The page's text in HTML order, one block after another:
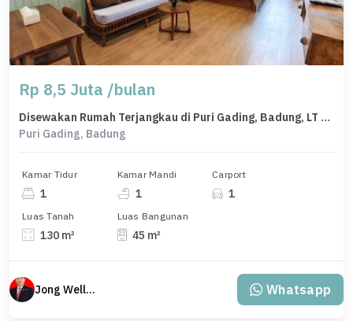
Rp 8,5 Juta /bulan
Disewakan Rumah Terjangkau di Puri Gading, Badung, LT 130m²
Puri Gading, Badung
Kamar Tidur
1
Kamar Mandi
1
Carport
1
Luas Tanah
130 m²
Luas Bangunan
45 m²
Jong Welly Sutrisno Whatsapp